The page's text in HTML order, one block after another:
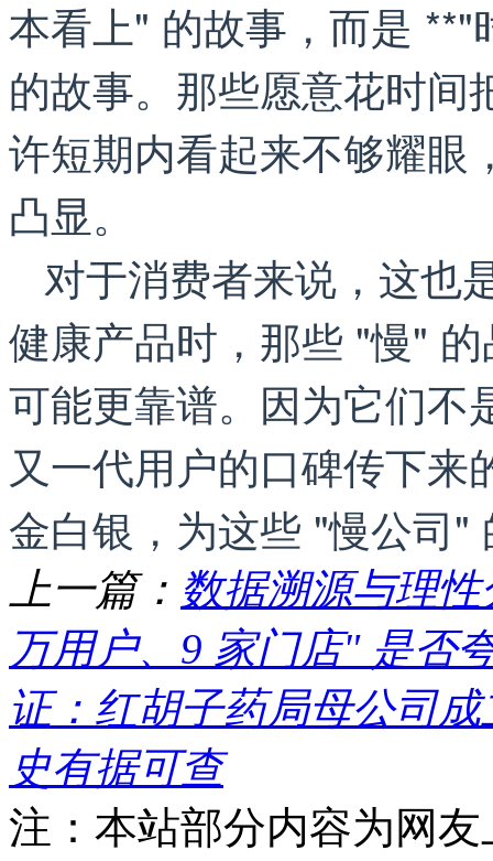
本看上" 的故事，而是
的故事。那些愿意花时间
许短期内看起来不够耀眼
凸显。
对于消费者来说，这也
健康产品时，那些 "慢"
可能更靠谱。因为它们不
又一代用户的口碑传下
金白银，为这些 "慢公司"
上一篇： 数据溯源与理
万用户、9 家门店" 是否
证：红胡子药局母公司
史有据可查
注：本站部分内容为网